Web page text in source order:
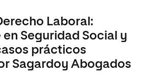
Laboral:
Seguridad Social y
prácticos
Sagardoy Abogados